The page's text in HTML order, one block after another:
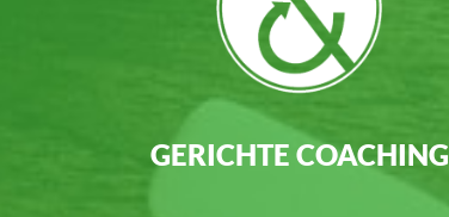
GERICHTE COACHING